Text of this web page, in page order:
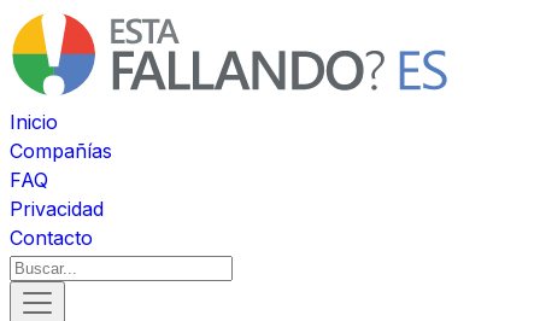
Inicio
Compañías
FAQ
Privacidad
Contacto